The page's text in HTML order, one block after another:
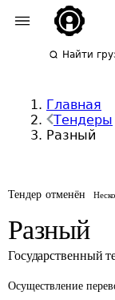
Найти
Главная
Тендеры
Разный
Тендер отменён
Разный
Государственный
Осуществление